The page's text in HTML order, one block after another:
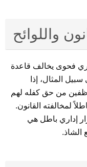
واللوائح
فحوى يخالف قاعدة
المثال، إذا
من حق كفله لهم
لمخالفته القانون.
إداري باطل هي
الشاذ.